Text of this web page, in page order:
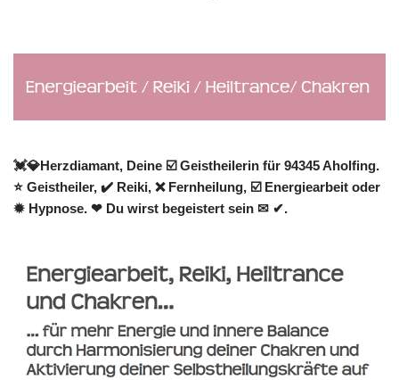
💓️💎Herzdiamant, Deine ☑️ Geistheilerin für 94345 Aholfing.
⭐ Geistheiler, ✔️ Reiki, ❌ Fernheilung, ☑️ Energiearbeit oder
✹ Hypnose. ❤ Du wirst begeistert sein ✉ ✔.